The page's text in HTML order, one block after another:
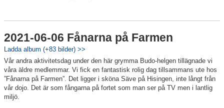
2021-06-06 Fånarna på Farmen
Ladda album (+83 bilder) >>
Vår andra aktivitetsdag under den här grymma Budo-helgen tillägnade vi
våra äldre medlemmar. Vi fick en fantastisk rolig dag tillsammans ute hos
”Fånarna på Farmen”. Det ligger i sköna Säve på Hisingen, inte långt från
vår dojo. Det är som fångarna på fortet som man ser på TV men i lantlig
miljö.